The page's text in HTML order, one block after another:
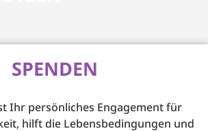
SPENDEN
Ihr persönliches Engagement für
hilft die Lebensbedingungen und